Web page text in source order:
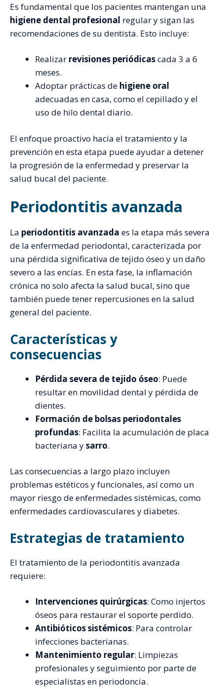
Es fundamental que los pacientes mantengan una
higiene dental profesional regular y sigan las
recomendaciones de su dentista. Esto incluye:
Realizar revisiones periódicascada 3 a 6
meses.
Adoptar prácticas de higiene oral
adecuadas en casa, como el cepillado y el
uso de hilo dental diario.
El enfoque proactivo hacia el tratamiento y la
prevención en esta etapa puede ayudar a detener
la progresión de la enfermedad y preservar la
salud bucal del paciente.
Periodontitis avanzada
La periodontitis avanzada es la etapa más severa
de la enfermedad periodontal, caracterizada por
una pérdida significativa de tejido óseo y un daño
severo a las encías. En esta fase, la inflamación
crónica no solo afecta la salud bucal, sino que
también puede tener repercusiones en la salud
general del paciente.
Características y
consecuencias
Pérdida severa de tejido óseo: Puede
resultar en movilidad dental y pérdida de
dientes.
Formación de bolsas periodontales
profundas: Facilita la acumulación de placa
bacteriana ysarro.
Las consecuencias a largo plazo incluyen
problemas estéticos y funcionales, así como un
mayor riesgo de enfermedades sistémicas, como
enfermedades cardiovasculares y diabetes.
Estrategias de tratamiento
El tratamiento de la periodontitis avanzada
requiere:
Intervenciones quirúrgicas: Como injertos
óseos para restaurar el soporte perdido.
Antibióticos sistémicos: Para controlar
infecciones bacterianas.
Mantenimiento regular: Limpiezas
profesionales y seguimiento por parte de
especialistas en periodoncia.